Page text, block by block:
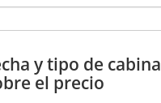
y tipo de cabina
el precio